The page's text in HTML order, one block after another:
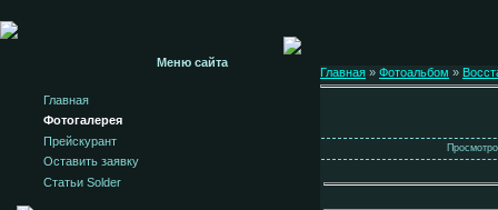
Меню сайта
Главная
Фотогалерея
Прейскурант
Оставить заявку
Статьи Solder
Главная » Фотоальбом »